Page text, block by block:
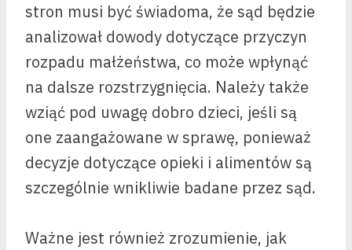
stron musi być świadoma, że sąd będzie
analizował dowody dotyczące przyczyn
rozpadu małżeństwa, co może wpłynąć
na dalsze rozstrzygnięcia. Należy także
wziąć pod uwagę dobro dzieci, jeśli są
one zaangażowane w sprawę, ponieważ
decyzje dotyczące opieki i alimentów są
szczególnie wnikliwie badane przez sąd.
Ważne jest również zrozumienie, jak